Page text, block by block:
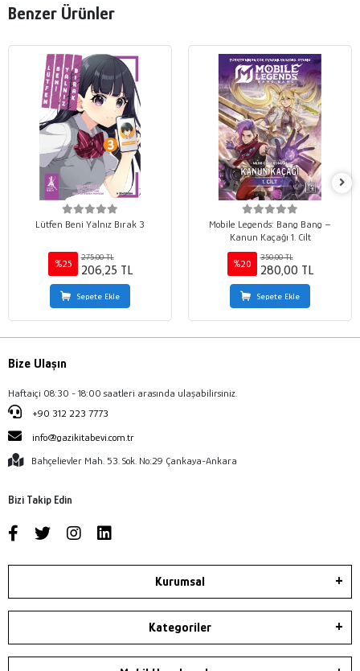
Benzer Ürünler
Lütfen Beni Yalnız Bırak 3
%25
275,00 TL
206,25 TL
Sepete Ekle
Mobile Legends: Bang Bang –
Kanun Kaçağı 1. Cilt
%20
350,00 TL
280,00 TL
Sepete Ekle
Bize Ulaşın
Haftaiçi 08:30 - 18:00 saatleri arasında ulaşabilirsiniz.
+90 312 223 7773
info@gazikitabevi.com.tr
Bahçelievler Mah. 53. Sok. No:29 Çankaya-Ankara
Bizi Takip Edin
Kurumsal
Kategoriler